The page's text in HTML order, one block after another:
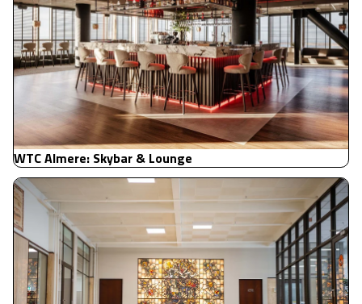
WTC Almere: Skybar & Lounge
Dossche Mills: historie waarderen, toekomst creëren